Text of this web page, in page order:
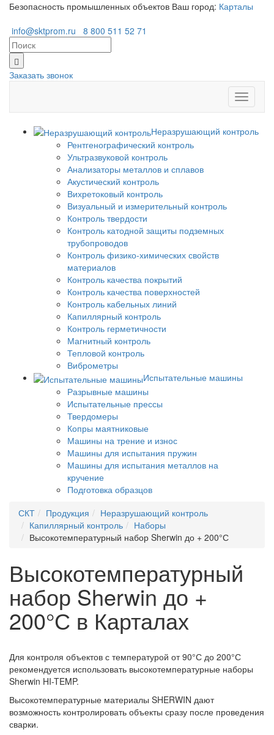
Безопасность промышленных объектов Ваш город: Карталы
info@sktprom.ru
8 800 511 52 71
Заказать звонок
Неразрушающий контроль
Рентгенографический контроль
Ультразвуковой контроль
Анализаторы металлов и сплавов
Акустический контроль
Вихретоковый контроль
Визуальный и измерительный контроль
Контроль твердости
Контроль катодной защиты подземных
трубопроводов
Контроль физико-химических свойств
материалов
Контроль качества покрытий
Контроль качества поверхностей
Контроль кабельных линий
Капиллярный контроль
Контроль герметичности
Магнитный контроль
Тепловой контроль
Виброметры
Испытательные машины
Разрывные машины
Испытательные прессы
Твердомеры
Копры маятниковые
Машины на трение и износ
Машины для испытания пружин
Машины для испытания металлов на
кручение
Подготовка образцов
СКТ
Продукция
Неразрушающий контроль
Капиллярный контроль
Наборы
Высокотемпературный набор Sherwin до + 200°С
Высокотемпературный
набор Sherwin до +
200°С в Карталах
Для контроля объектов с температурой от 90°С до 200°С
рекомендуется использовать высокотемпературные наборы
Sherwin HI-TEMP.
Высокотемпературные материалы SHERWIN дают
возможность контролировать объекты сразу после проведения
сварки.